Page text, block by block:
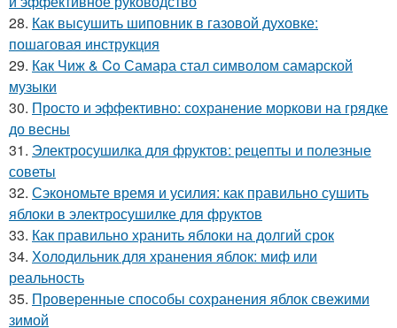
28. Как высушить шиповник в газовой духовке:
пошаговая инструкция
29. Как Чиж & Co Самара стал символом самарской
музыки
30. Просто и эффективно: сохранение моркови на грядке
до весны
31. Электросушилка для фруктов: рецепты и полезные
советы
32. Сэкономьте время и усилия: как правильно сушить
яблоки в электросушилке для фруктов
33. Как правильно хранить яблоки на долгий срок
34. Холодильник для хранения яблок: миф или
реальность
35. Проверенные способы сохранения яблок свежими
зимой